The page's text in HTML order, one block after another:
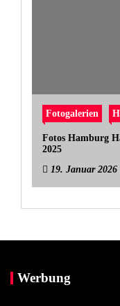
Fotogalerien
Fotos Hamburg
2025
19. Januar 2026
Werbung